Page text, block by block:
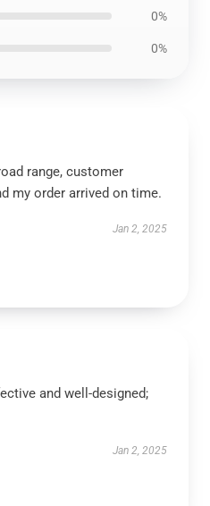
0%
0%
range, customer
my order arrived on time.
Jan 2, 2025
and well-designed;
Jan 2, 2025